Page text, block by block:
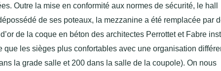
Outre la mise en conformité aux normes de sécurité, le hall
de ses poteaux, la mezzanine a été remplacée par
de la coque en béton des architectes Perrottet et Fabre
les sièges plus confortables avec une organisation
la grade salle et 200 dans la salle de la coupole). On nous